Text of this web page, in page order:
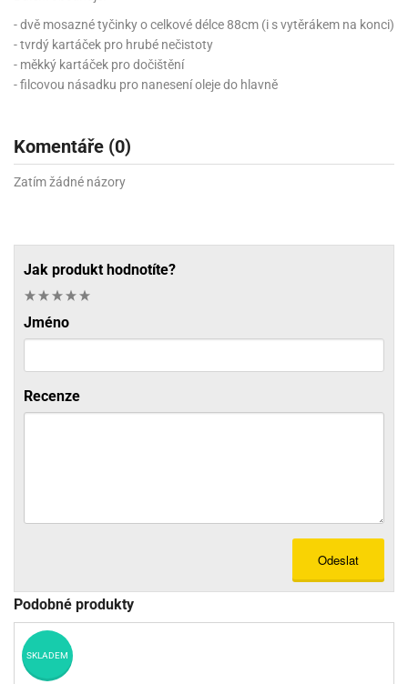
- dvě mosazné tyčinky o celkové délce 88cm (i s vytěrákem na konci)
- tvrdý kartáček pro hrubé nečistoty
- měkký kartáček pro dočištění
- filcovou násadku pro nanesení oleje do hlavně
Komentáře (0)
Zatím žádné názory
Jak produkt hodnotíte?
Jméno
Recenze
Odeslat
Podobné produkty
SKLADEM